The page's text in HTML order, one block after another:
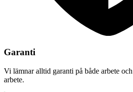
Garanti
Vi lämnar alltid garanti på både arbete
arbete.